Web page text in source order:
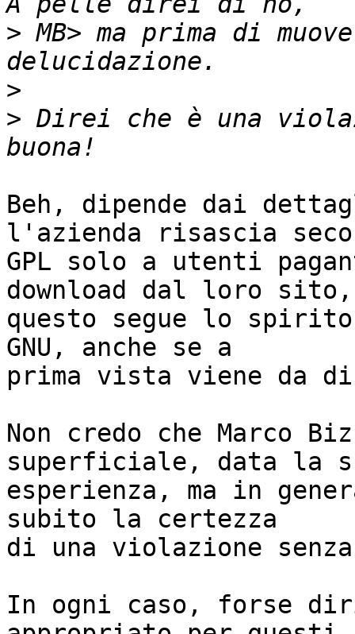
> MB> ma prima di
>
> Direi che è una
Beh, dipende dai
l'azienda risascia
GPL solo a utenti
download dal loro sito,
questo segue lo
GNU, anche se a
prima vista viene da
Non credo che Marco
superficiale, data la
esperienza, ma in
subito la certezza
di una violazione
In ogni caso, forse